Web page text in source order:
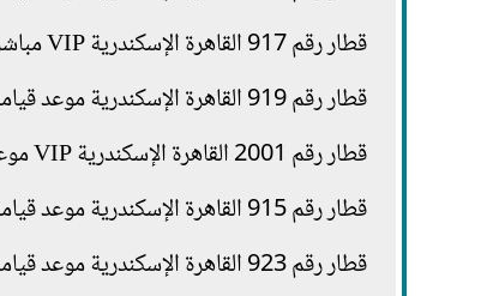
قطار رقم 917 القاهرة الإسكندرية VIP مباشر موعد قيامه الساعة 14.00 ظهرا.
قطار رقم 919 القاهرة الإسكندرية موعد قيامه الساعة 14.25 ظهرا.
قطار رقم 2001 القاهرة الإسكندرية VIP موعد قيامه الساعة 15.00 بعد الظهر.
قطار رقم 915 القاهرة الإسكندرية موعد قيامه الساعة 15.20 بعد الظهر.
قطار رقم 923 القاهرة الإسكندرية موعد قيامه الساعة 16.00 بعد الظهر.